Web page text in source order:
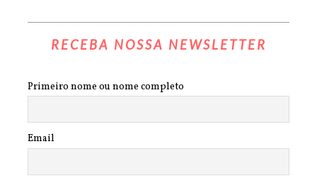
RECEBA NOSSA NEWSLETTER
Primeiro nome ou nome completo
Email